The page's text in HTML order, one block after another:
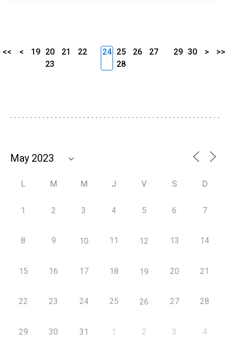
<< < 19 20 21
22
23
24 25 26
27
28
29 30 > >>
L M M J V S D
1 2 3 4 5 6 7
8 9 10 11 12 13 14
15 16 17 18 19 20 21
22 23 24 25 26 27 28
29 30 31 1 2 3 4